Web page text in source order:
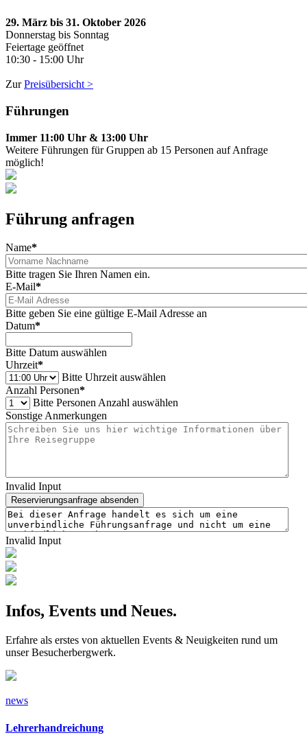
29. März bis 31. Oktober 2026
Donnerstag bis Sonntag
Feiertage geöffnet
10:30 - 15:00 Uhr
ZurPreisübersicht >
Führungen
Immer 11:00 Uhr & 13:00 Uhr
Weitere Führungen für Gruppen ab 15 Personen auf Anfrage
möglich!
Führung anfragen
Name*
Bitte tragen Sie Ihren Namen ein.
E-Mail*
Bitte geben Sie eine gültige E-Mail Adresse an
Datum*
Bitte Datum auswählen
Uhrzeit*
Bitte Uhrzeit auswählen
Anzahl Personen*
Bitte Personen Anzahl auswählen
Sonstige Anmerkungen
Invalid Input
Reservierungsanfrage absenden
Invalid Input
Infos, Events und Neues.
Erfahre als erstes von aktuellen Events & Neuigkeiten rund um
unser Besucherbergwerk.
news
Lehrerhandreichung